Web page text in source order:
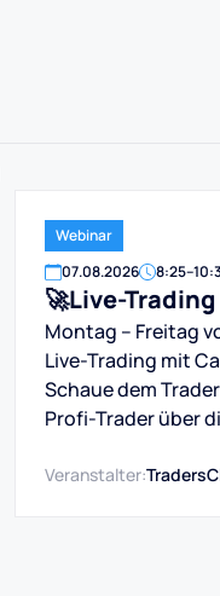
Webinar
07.08.2026 8:25–
🚀Live-
Montag – Freitag
Live-Trading mit
Schaue dem
Profi-Trader über
Veranstalter: